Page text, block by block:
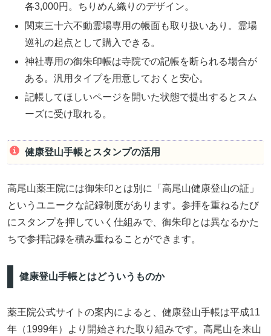
各3,000円。ちりめん織りのデザイン。
関東三十六不動霊場専用の帳面も取り扱いあり。霊場
巡礼の起点として購入できる。
神社専用の御朱印帳は寺院での記帳を断られる場合が
ある。汎用タイプを用意しておくと安心。
記帳してほしいページを開いた状態で提出するとスム
ーズに受け取れる。
健康登山手帳とスタンプの活用
高尾山薬王院には御朱印とは別に「高尾山健康登山の証」
というユニークな記録制度があります。参拝を重ねるたび
にスタンプを押していく仕組みで、御朱印とは異なるかた
ちで参拝記録を積み重ねることができます。
健康登山手帳とはどういうものか
薬王院公式サイトの案内によると、健康登山手帳は平成11
年（1999年）より開始された取り組みです。高尾山を来山